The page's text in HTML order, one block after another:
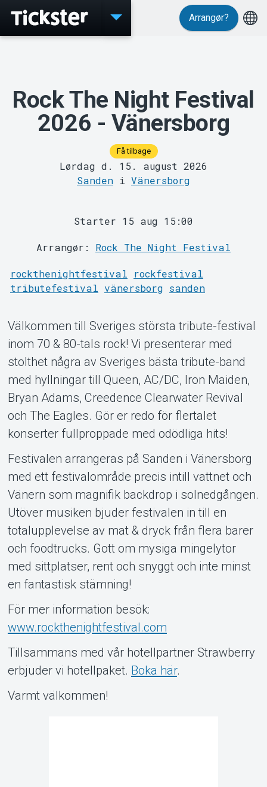
MyTickster
Support
Om Tickster
Arrangør?
Rock The Night Festival
2026 - Vänersborg
Få tilbage
Lørdag d. 15. august 2026
Sanden i Vänersborg
Starter 15 aug 15:00
Arrangør: Rock The Night Festival
rockthenightfestival
rockfestival
tributefestival vänersborg sanden
Välkommen till Sveriges största tribute-festival
inom 70 & 80-tals rock! Vi presenterar med
stolthet några av Sveriges bästa tribute-band
med hyllningar till Queen, AC/DC, Iron Maiden,
Bryan Adams, Creedence Clearwater Revival
och The Eagles. Gör er redo för flertalet
konserter fullproppade med odödliga hits!
Festivalen arrangeras på Sanden i Vänersborg
med ett festivalområde precis intill vattnet och
Vänern som magnifik backdrop i solnedgången.
Utöver musiken bjuder festivalen in till en
totalupplevelse av mat & dryck från flera barer
och foodtrucks. Gott om mysiga mingelytor
med sittplatser, rent och snyggt och inte minst
en fantastisk stämning!
För mer information besök:
www.rockthenightfestival.com
Tillsammans med vår hotellpartner Strawberry
erbjuder vi hotellpaket. Boka här.
Varmt välkommen!